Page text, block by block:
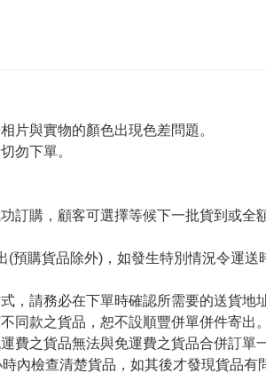
與實物的顏色出現色差問題。
勿下單。
購，顧客可選擇等候下一批貨到或全
購貨品除外)，如發生特別情況令運送
請務必在下單時確認所需要的送貨地址
款之貨品，恕不設順豐併單併件寄出。
之貨品無法與免運費之貨品合併訂單一
檢查清楚貨品，如其後才發現貨品有